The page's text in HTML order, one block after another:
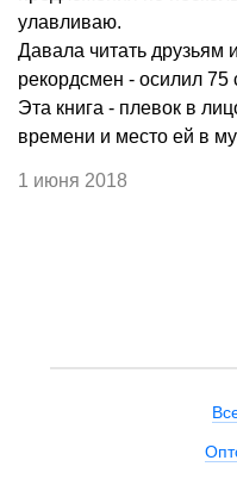
улавливаю.
Давала читать друзьям
рекордсмен - осилил 75
Эта книга - плевок в
времени и место ей в
1 июня 2018